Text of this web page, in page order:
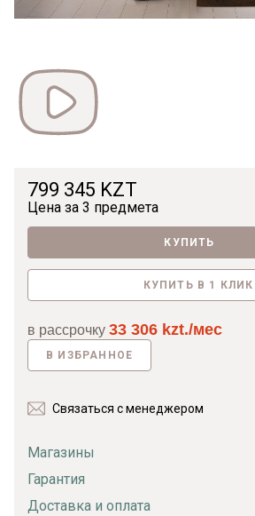
799 345 KZT
Цена за 3 предмета
КУПИТЬ
КУПИТЬ В 1 КЛИК
в рассрочку 33 306 kzt./мес
В ИЗБРАННОЕ
Связаться с менеджером
Магазины
Гарантия
Доставка и оплата